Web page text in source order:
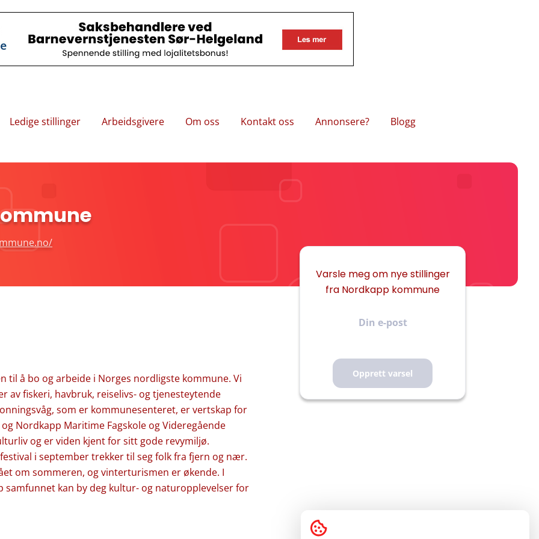
Ledige stillinger Arbeidsgivere Om oss Kontakt oss Annonsere? Blogg
til å bo og arbeide i Norges nordligste kommune. Vi
av fiskeri, havbruk, reiselivs- og tjenesteytende
som er kommunesenteret, er vertskap for
Nordkapp Maritime Fagskole og Videregående
og er viden kjent for sitt gode revymiljø.
i september trekker til seg folk fra fjern og nær.
om sommeren, og vinterturismen er økende. I
kan by deg kultur- og naturopplevelser for
Varsle meg om nye stillinger
fra Nordkapp kommune